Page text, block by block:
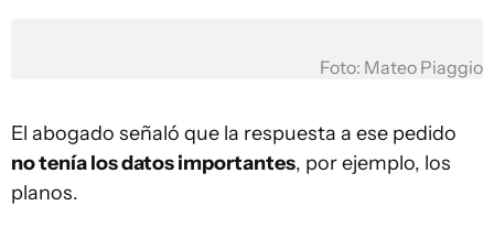
Foto: Mateo Piaggio
El abogado señaló que la respuesta a ese pedido
no tenía los datos importantes, por ejemplo, los
planos.